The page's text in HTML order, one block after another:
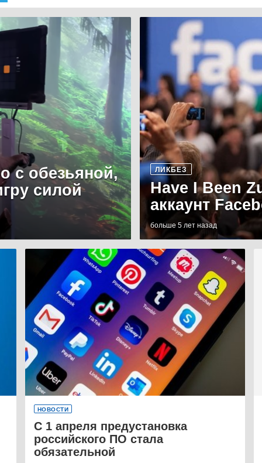
с обезьяной,
силой
ЛИКБЕЗ
Have I Been
аккаунт
больше 5 лет назад
НОВОСТИ
С 1 апреля предустановка
российского ПО стала
обязательной